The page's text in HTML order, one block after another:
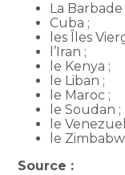
La Barbade
Cuba ;
les Îles
l’Iran ;
le Kenya ;
le Liban ;
le Maroc ;
le Soudan ;
le
le
Source :